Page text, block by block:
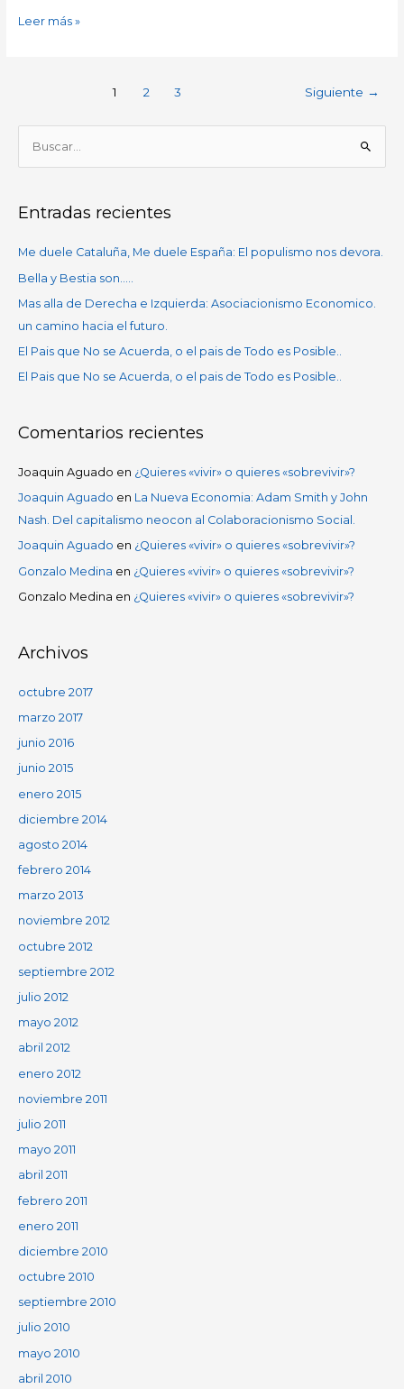
con
Leer más »
1 2 3 Siguiente →
c
p
o
r
:
Entradas recientes
Me duele Cataluña, Me duele España: El populismo nos devora.
Bella y Bestia son…..
Mas alla de Derecha e Izquierda: Asociacionismo Economico.
un camino hacia el futuro.
El Pais que No se Acuerda, o el pais de Todo es Posible..
El Pais que No se Acuerda, o el pais de Todo es Posible..
Comentarios recientes
Joaquin Aguado en ¿Quieres «vivir» o quieres «sobrevivir»?
Joaquin Aguado en La Nueva Economia: Adam Smith y John
Nash. Del capitalismo neocon al Colaboracionismo Social.
Joaquin Aguado en ¿Quieres «vivir» o quieres «sobrevivir»?
Gonzalo Medina en ¿Quieres «vivir» o quieres «sobrevivir»?
Gonzalo Medina en ¿Quieres «vivir» o quieres «sobrevivir»?
Archivos
octubre 2017
marzo 2017
junio 2016
junio 2015
enero 2015
diciembre 2014
agosto 2014
febrero 2014
marzo 2013
noviembre 2012
octubre 2012
septiembre 2012
julio 2012
mayo 2012
abril 2012
enero 2012
noviembre 2011
julio 2011
mayo 2011
abril 2011
febrero 2011
enero 2011
diciembre 2010
octubre 2010
septiembre 2010
julio 2010
mayo 2010
abril 2010